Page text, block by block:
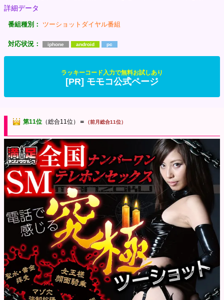
詳細データ
番組種別： ツーショットダイヤル番組
対応状況： iphone android pc
ラッキーコード入力で無料お試しあり
[PR] モモコ公式ページ
第11位 （総合11位） ＝ （前月総合11位）